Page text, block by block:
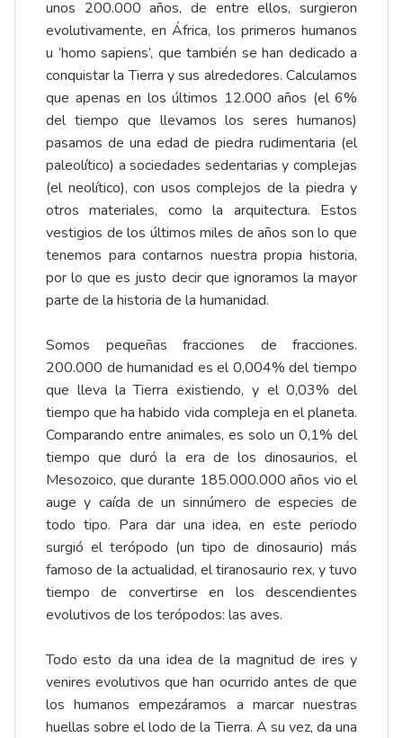
unos 200.000 años, de entre ellos, surgieron
evolutivamente, en África, los primeros humanos
u ‘homo sapiens’, que también se han dedicado a
conquistar la Tierra y sus alrededores. Calculamos
que apenas en los últimos 12.000 años (el 6%
del tiempo que llevamos los seres humanos)
pasamos de una edad de piedra rudimentaria (el
paleolítico) a sociedades sedentarias y complejas
(el neolítico), con usos complejos de la piedra y
otros materiales, como la arquitectura. Estos
vestigios de los últimos miles de años son lo que
tenemos para contarnos nuestra propia historia,
por lo que es justo decir que ignoramos la mayor
parte de la historia de la humanidad.
Somos pequeñas fracciones de fracciones.
200.000 de humanidad es el 0,004% del tiempo
que lleva la Tierra existiendo, y el 0,03% del
tiempo que ha habido vida compleja en el planeta.
Comparando entre animales, es solo un 0,1% del
tiempo que duró la era de los dinosaurios, el
Mesozoico, que durante 185.000.000 años vio el
auge y caída de un sinnúmero de especies de
todo tipo. Para dar una idea, en este periodo
surgió el terópodo (un tipo de dinosaurio) más
famoso de la actualidad, el tiranosaurio rex, y tuvo
tiempo de convertirse en los descendientes
evolutivos de los terópodos: las aves.
Todo esto da una idea de la magnitud de ires y
venires evolutivos que han ocurrido antes de que
los humanos empezáramos a marcar nuestras
huellas sobre el lodo de la Tierra. A su vez, da una